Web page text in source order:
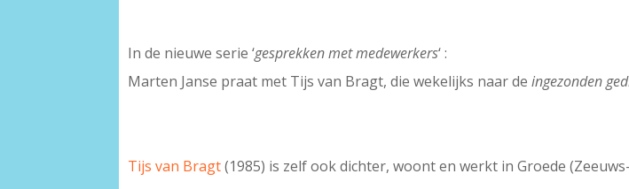
In de nieuwe serie ‘gesprekken met medewerkers‘ :
Marten Janse praat met Tijs van Bragt, die wekelijks naar deingezonden
Tijs van Bragt(1985) is zelf ook dichter, woont en werkt in Groede